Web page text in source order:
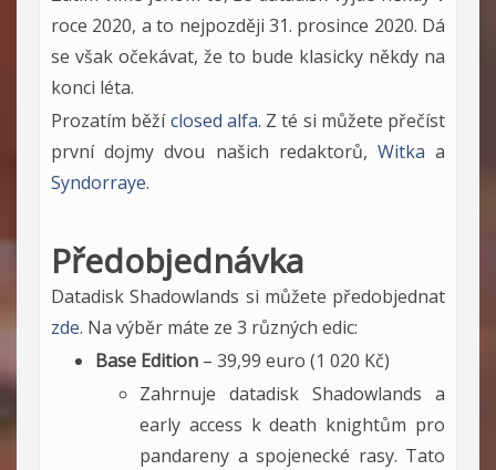
roce 2020, a to nejpozději 31. prosince 2020. Dá
se však očekávat, že to bude klasicky někdy na
konci léta.
Prozatím běžíclosed alfa. Z té si můžete přečíst
první dojmy dvou našich redaktorů, Witka a
Syndorraye.
Předobjednávka
Datadisk Shadowlands si můžete předobjednat
zde. Na výběr máte ze 3 různých edic:
Base Edition – 39,99 euro (1 020 Kč)
Zahrnuje datadisk Shadowlands a
early access k death knightům pro
pandareny a spojenecké rasy. Tato